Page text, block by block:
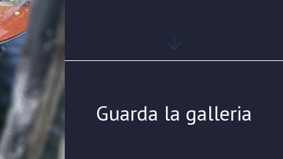
Guarda la galleria